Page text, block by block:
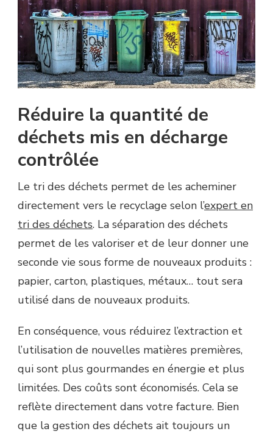
Réduire la quantité de
déchets mis en décharge
contrôlée
Le tri des déchets permet de les acheminer
directement vers le recyclage selon l’expert en
tri des déchets. La séparation des déchets
permet de les valoriser et de leur donner une
seconde vie sous forme de nouveaux produits :
papier, carton, plastiques, métaux… tout sera
utilisé dans de nouveaux produits.
En conséquence, vous réduirez l’extraction et
l’utilisation de nouvelles matières premières,
qui sont plus gourmandes en énergie et plus
limitées. Des coûts sont économisés. Cela se
reflète directement dans votre facture. Bien
que la gestion des déchets ait toujours un